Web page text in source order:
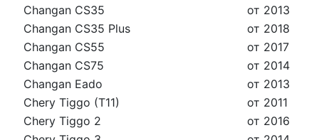
Changan CS35
от 2013
Changan CS35 Plus
от 2018
Changan CS55
от 2017
Changan CS75
от 2014
Changan Eado
от 2013
Chery Tiggo (T11)
от 2011
Chery Tiggo 2
от 2016